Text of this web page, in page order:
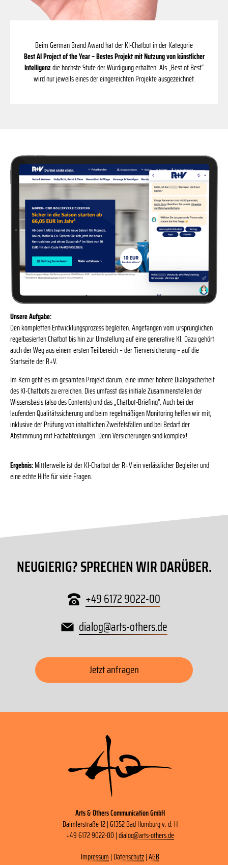
Beim German Brand Award hat der KI-Chatbot in der Kategorie
Best AI Project of the Year – Bestes Projekt mit Nutzung von künstlicher
Intelligenzdie höchste Stufe der Würdigung erhalten. Als „Best of Best“
wird nur jeweils eines der eingereichten Projekte ausgezeichnet.
Unsere Aufgabe:
Den kompletten Entwicklungsprozess begleiten. Angefangen vom ursprünglichen
regelbasierten Chatbot bis hin zur Umstellung auf eine generative KI. Dazu gehört
auch der Weg aus einem ersten Teilbereich – der Tierversicherung – auf die
Startseite der R+V.
Im Kern geht es im gesamten Projekt darum, eine immer höhere Dialogsicherheit
des KI-Chatbots zu erreichen. Dies umfasst das initiale Zusammenstellen der
Wissensbasis (also des Contents) und das „Chatbot-Briefing“. Auch bei der
laufenden Qualitätssicherung und beim regelmäßigen Monitoring helfen wir mit,
inklusive der Prüfung von inhaltlichen Zweifelsfällen und bei Bedarf der
Abstimmung mit Fachabteilungen. Denn Versicherungen sind komplex!
Ergebnis:Mittlerweile ist der KI-Chatbot der R+V ein verlässlicher Begleiter und
eine echte Hilfe für viele Fragen.
NEUGIERIG? SPRECHEN WIR DARÜBER.
+49 6172 9022-00
dialog@arts-others.de
Jetzt anfragen
Arts & Others Communication GmbH
Daimlerstraße 12 | 61352 Bad Homburg v. d. H
+49 6172 9022-00 |dialog@arts-others.de
Impressum | Datenschutz|AGB